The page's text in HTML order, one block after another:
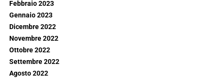
Febbraio 2023
Gennaio 2023
Dicembre 2022
Novembre 2022
Ottobre 2022
Settembre 2022
Agosto 2022